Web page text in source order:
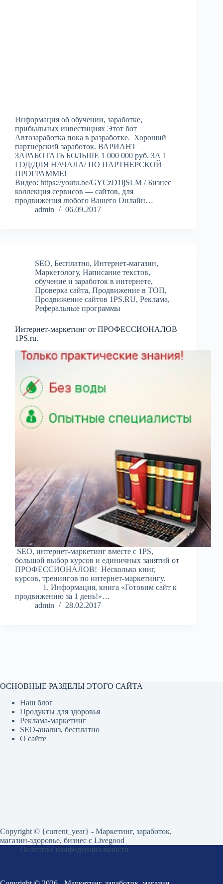
Информация об обучении, заработке,
прибыльных инвестициях Этот бот
Автозаработка пока в разработке. Хороший
партнерский заработок. ВАРИАНТ
ЗАРАБОТАТЬ БОЛЬШЕ 1 000 000 руб. ЗА 1
ГОД/ДЛЯ НАЧАЛА/ ПО ПАРТНЕРСКОЙ
ПРОГРАММЕ!
Видео: https://youtu.be/GYCzD1ljSLM / Бизнес
коллекция сервисов — сайтов, для
продвижения любого Вашего Онлайн…
admin
06.09.2017
SEO, Бесплатно, Интернет-магазин,
Маркетологу, Написание текстов,
обучение и заработок в интернете,
Проверка сайта, Продвижение в ТОП,
Продвижение сайтов 1PS.RU, Реклама,
Реферальные программы
Интернет-маркетинг от ПРОФЕССИОНАЛОВ
1PS.ru.
SEO, интернет-маркетинг вместе с 1PS,
большой выбор курсов и единичных занятий от
ПРОФЕССИОНАЛОВ! Несколько книг,
курсов, тренингов по интернет-маркетингу.
1. Информация, книга «Готовим сайт к
продвижению за 1 день!»…
admin
28.02.2017
ОСНОВНЫЕ РАЗДЕЛЫ ЭТОГО САЙТА
Наш блог
Продукты для здоровья
Реклама-маркетинг
SEO-анализ, бесплатно
О сайте
Copyright © {current_year} - Маркетинг, заработок,
магазин-здоровье, бизнес c Livegood
Политика конфиденциальности